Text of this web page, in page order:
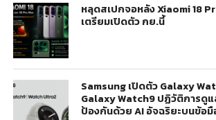
หลุดสเปกจอหลัง Xiaomi 18
เตรียมเปิดตัว กย.นี้
Samsung เปิดตัว Galaxy
Galaxy Watch9 ปฏิวัติการดู
ป้องกันด้วย AI อัจฉริยะบนข้อมื